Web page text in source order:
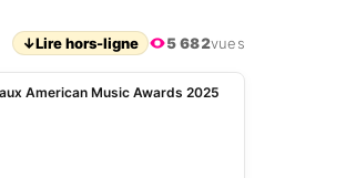
↓Lire hors-ligne 5 682vues
American Music Awards 2025